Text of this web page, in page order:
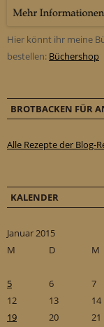
Hier könnt ihr meine
bestellen: Büchershop
BROTBACKEN FÜR
Alle Rezepte der Blog-
KALENDER
Januar 2015
M
D M
5
6 7
12
13 14
19
20 21